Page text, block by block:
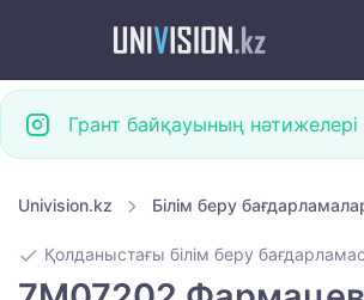
Грант байқауының нәтижелері
Univision.kz Білім беру
Қолданыстағы білім беру